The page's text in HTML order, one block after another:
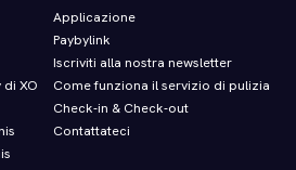
XO
Applicazione
Paybylink
Iscriviti alla nostra newsletter
Come funziona il servizio di pulizia
Check‑in & Check‑out
Contattateci